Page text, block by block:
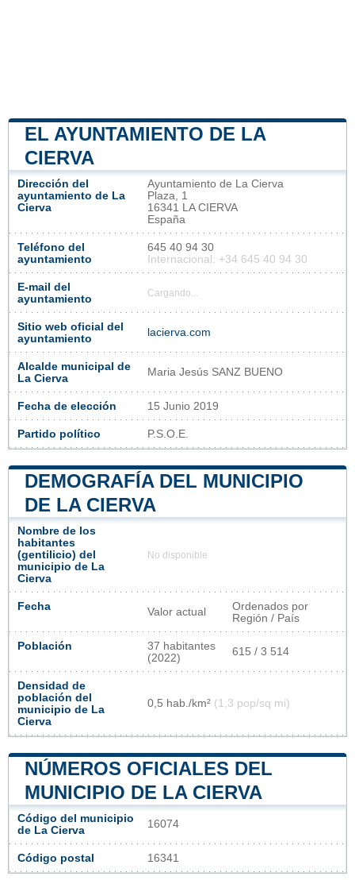
EL AYUNTAMIENTO DE LA
CIERVA
Dirección del
ayuntamiento de La
Cierva
Ayuntamiento de La Cierva
Plaza, 1
16341 LA CIERVA
España
Teléfono del
ayuntamiento
645 40 94 30
Internacional: +34 645 40 94 30
E-mail del
ayuntamiento
Cargando...
Sitio web oficial del
ayuntamiento
lacierva.com
Alcalde municipal de
La Cierva
Maria Jesús SANZ BUENO
Fecha de elección 15 Junio 2019
Partido político P.S.O.E.
DEMOGRAFÍA DEL MUNICIPIO
DE LA CIERVA
Nombre de los
habitantes
(gentilicio) del
municipio de La
Cierva
No disponible
Fecha Valor actual
Ordenados por
Región / País
Población
37 habitantes
(2022)
615 / 3 514
Densidad de
población del
municipio de La
Cierva
0,5 hab./km² (1,3 pop/sq mi)
NÚMEROS OFICIALES DEL
MUNICIPIO DE LA CIERVA
Código del municipio
de La Cierva
16074
Código postal 16341